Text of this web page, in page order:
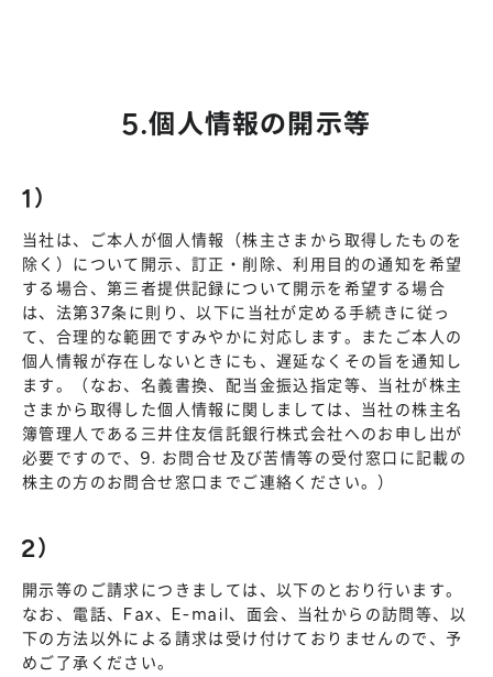
5.個人情報の開示等
1）
当社は、ご本人が個人情報（株主さまから取得したものを
除く）について開示、訂正・削除、利用目的の通知を希望
する場合、第三者提供記録について開示を希望する場合
は、法第37条に則り、以下に当社が定める手続きに従っ
て、合理的な範囲ですみやかに対応します。またご本人の
個人情報が存在しないときにも、遅延なくその旨を通知し
ます。（なお、名義書換、配当金振込指定等、当社が株主
さまから取得した個人情報に関しましては、当社の株主名
簿管理人である三井住友信託銀行株式会社へのお申し出が
必要ですので、9. お問合せ及び苦情等の受付窓口に記載の
株主の方のお問合せ窓口までご連絡ください。）
2）
開示等のご請求につきましては、以下のとおり行います。
なお、電話、Fax、E-mail、面会、当社からの訪問等、以
下の方法以外による請求は受け付けておりませんので、予
めご了承ください。